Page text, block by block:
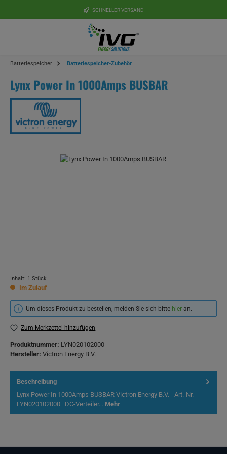
SCHNELLER VERSAND
Batteriespeicher Batteriespeicher-Zubehör
Lynx Power In 1000Amps BUSBAR
Bildergalerie überspringen
Inhalt: 1 Stück
Im Zulauf
Um dieses Produkt zu bestellen, melden Sie sich bitte hier an.
Zum Merkzettel hinzufügen
Produktnummer: LYN020102000
Hersteller: Victron Energy B.V.
Beschreibung
Lynx Power In 1000Amps BUSBAR Victron Energy B.V. - Art.-Nr.
LYN020102000 DC-Verteiler… Mehr